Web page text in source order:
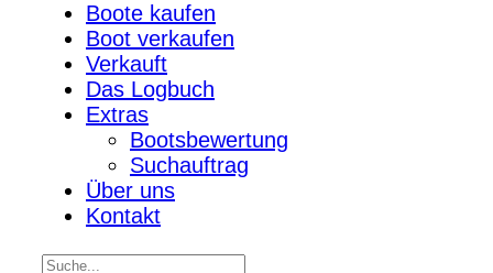
Boote kaufen
Boot verkaufen
Verkauft
Das Logbuch
Extras
Bootsbewertung
Suchauftrag
Über uns
Kontakt